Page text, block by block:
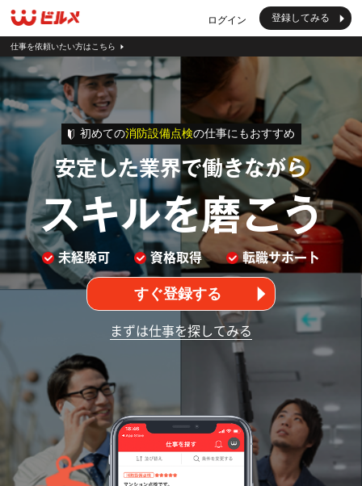
ログイン 登録してみる
仕事を依頼いたい方はこちら
初めての消防設備点検の仕事にもおすすめ
安定した業界で働きながら
スキルを磨こう
未経験可 資格取得 転職サポート
すぐ登録する
まずは仕事を探してみる